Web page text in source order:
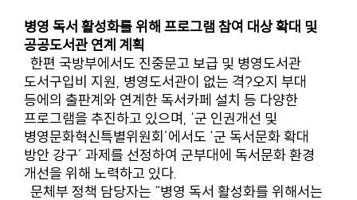
병영 독서 활성화를 위해 프로그램 참여 대상 확대 및
공공도서관 연계 계획
한편 국방부에서도 진중문고 보급 및 병영도서관
도서구입비 지원, 병영도서관이 없는 격?오지 부대
등에의 출판계와 연계한 독서카페 설치 등 다양한
프로그램을 추진하고 있으며, ‘군 인권개선 및
병영문화혁신특별위원회’에서도 ‘군 독서문화 확대
방안 강구’ 과제를 선정하여 군부대에 독서문화 환경
개선을 위해 노력하고 있다.
문체부 정책 담당자는 “병영 독서 활성화를 위해서는